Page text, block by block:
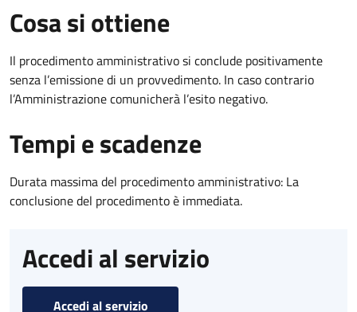
Cosa si ottiene
Il procedimento amministrativo si conclude positivamente
senza l’emissione di un provvedimento. In caso contrario
l’Amministrazione comunicherà l’esito negativo.
Tempi e scadenze
Durata massima del procedimento amministrativo: La
conclusione del procedimento è immediata.
Accedi al servizio
Accedi al servizio